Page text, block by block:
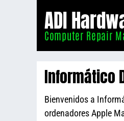
ADI
Computer Repair
Informático
Bienvenidos a
ordenadores Apple